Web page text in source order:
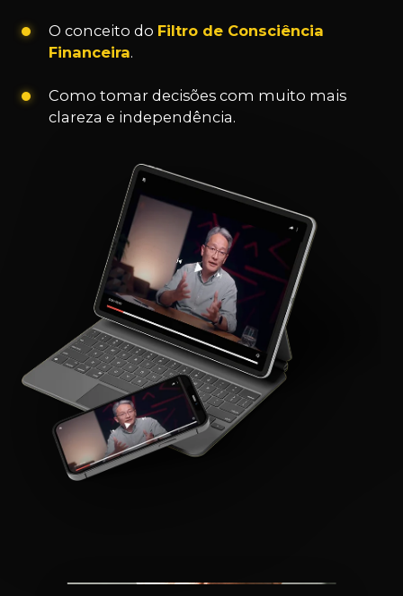
O conceito do Filtro de Consciência
Financeira.
Como tomar decisões com muito mais
clareza e independência.